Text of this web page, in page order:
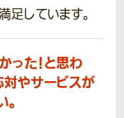
足しています。
った！と思わ
対やサービスが